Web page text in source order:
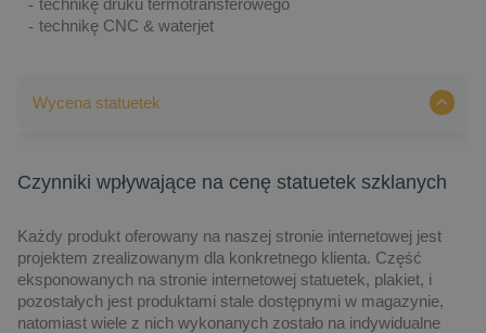
technikę CNC & waterjet
Wycena statuetek
Czynniki wpływające na cenę statuetek szklanych
Każdy produkt oferowany na naszej stronie internetowej jest
projektem zrealizowanym dla konkretnego klienta. Część
eksponowanych na stronie internetowej statuetek, plakiet, i
pozostałych jest produktami stale dostępnymi w magazynie,
natomiast wiele z nich wykonanych zostało na indywidualne